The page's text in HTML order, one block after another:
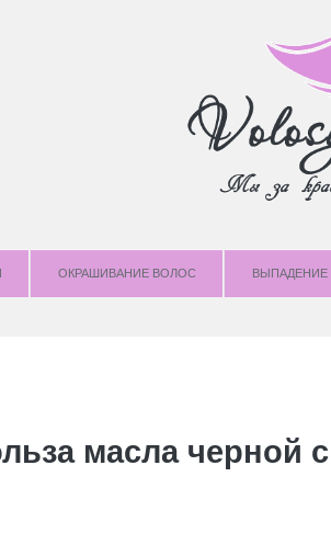
OКРАШИВАНИЕ ВОЛОС
масла черной